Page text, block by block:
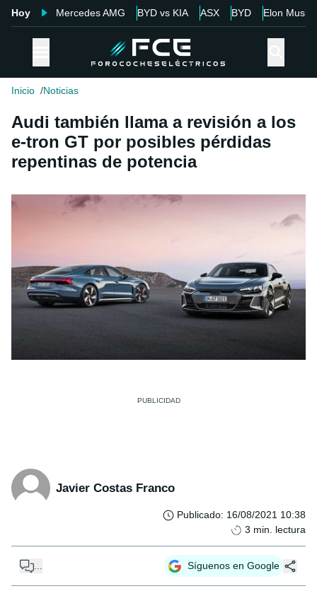
Hoy Mercedes AMG BYD vs KIA ASX BYD Elon Musk
Inicio Noticias
Audi también llama a revisión a los
e-tron GT por posibles pérdidas
repentinas de potencia
Javier Costas Franco
Publicado: 16/08/2021 10:38
3 min. lectura
... Síguenos en Google